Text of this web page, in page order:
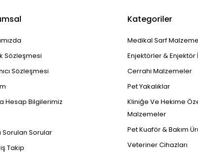
Sözleşmesi
Sözleşmesi
Hesap Bilgilerimiz
Sorulan Sorular
Takip
Kategoriler
Medikal Sarf
Enjektörler & Enjektör
Cerrahi Malzemeler
Pet Yakalıklar
Kliniğe Ve Hekime
Malzemeler
Pet Kuaför & Bakım
Veteriner Cihazları